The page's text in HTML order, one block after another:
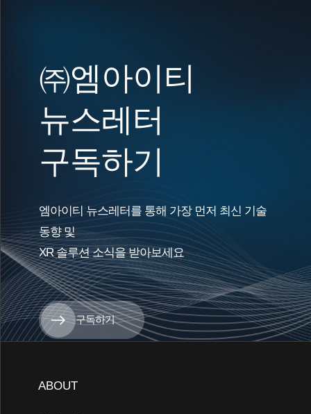
㈜엠아이티
뉴스레터
구독하기
엠아이티 뉴스레터를 통해 가장 먼저 최신 기술
동향 및
XR 솔루션 소식을 받아보세요
구독하기
ABOUT